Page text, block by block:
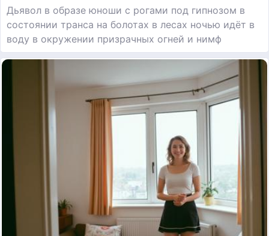
Дьявол в образе юноши с рогами под гипнозом в
состоянии транса на болотах в лесах ночью идёт в
воду в окружении призрачных огней и нимф